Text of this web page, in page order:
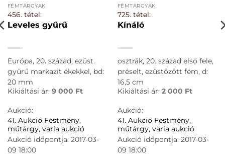
FÉMTÁRGYAK
456. tétel:
Leveles gyűrű
Európa, 20. század, ezüst
gyűrű markazit ékekkel, bd:
20 mm
Kikiáltási ár: 9 000 Ft
Aukció:
41. Aukció Festmény,
műtárgy, varia aukció
Aukció időpontja: 2017-03-
09 18:00
FÉMTÁRGYAK
725. tétel:
Kínáló
osztrák, 20. század első fele,
préselt, ezüstözött fém, d:
16,5 cm
Kikiáltási ár: 2 000 Ft
Aukció:
41. Aukció Festmény,
műtárgy, varia aukció
Aukció időpontja: 2017-03-
09 18:00